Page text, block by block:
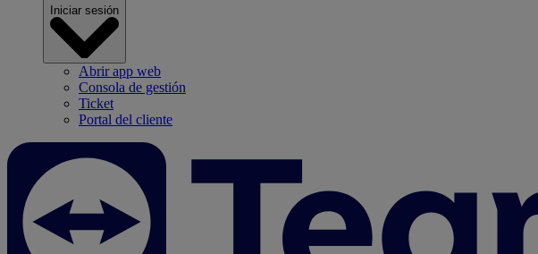
Iniciar sesión
Abrir app web
Consola de gestión
Ticket
Portal del cliente